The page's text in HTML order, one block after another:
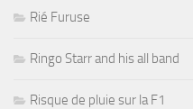
Rié Furuse
Ringo Starr and his all band
Risque de pluie sur la F1